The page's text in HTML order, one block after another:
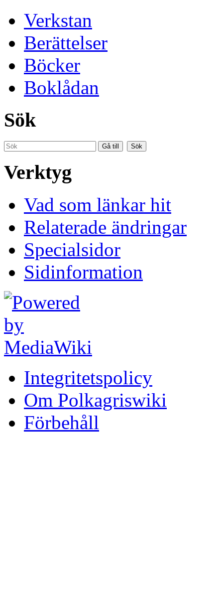
Verkstan
Berättelser
Böcker
Boklådan
Sök
Verktyg
Vad som länkar hit
Relaterade ändringar
Specialsidor
Sidinformation
Integritetspolicy
Om Polkagriswiki
Förbehåll